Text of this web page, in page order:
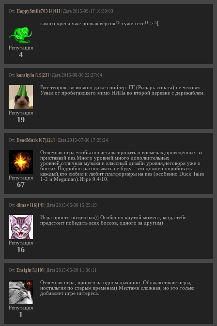
От: HappySmile703 [4|41] | Дата 2015-09-17 16:30:03
Репутация
4
какого хрена уже полная версия!? хуже сеги!! >:^[
От: karakyla [19|23] | Дата 2015-08-30 22:27:04
Репутация
19
Вот теория, возможно даже спойлер: ГГ (Рыцарь-лопата) не человек.
Узнал от пробегающего мимо НИПа во второй деревне с дережаблем.
От: DeadMark [67|121] | Дата 2015-07-30 17:25:24
Репутация
67
Отличная игра чтобы понастальгировать о временах,проведённых за
приставкой nes.Много уровней,много дополнительных
уровней,отличная музыка и классный дизайн уровня,неговоря уже о
боссах.Подробно расписывать не буду - это должен опробовать
каждый,кто любил и любит платформеры на nes (особенно Duck Tales
1-2 и Megaman).Игре 9.4/10.
От: dimav [16|14] | Дата 2015-05-30 15:25:19
Репутация
16
Игра просто потрясная)) Особенно крутой момент, когда тебе
предстоит победить всех боссов, одного за другим)
От: Ensight [1|10] | Дата 2015-05-20 11:36:11
Репутация
1
Отличная игра, прошел на одном дыхании. Обожаю такие игры,
ностальгия по старым временам) Местами сложная, но это только
добавляет игре интереса.